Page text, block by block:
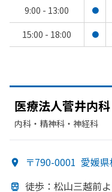
9:00 - 13:00
●
15:00 - 18:00 ●
医療法人菅井内科
内科・​精神科・神経科
〒790-0001 愛媛
徒歩：松山三越前